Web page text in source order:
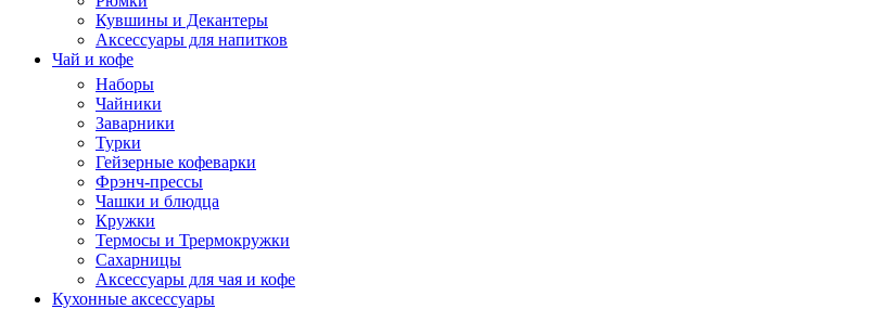
Кувшины и Декантеры
Аксессуары для напитков
Чай и кофе
Наборы
Чайники
Заварники
Турки
Гейзерные кофеварки
Фрэнч-прессы
Чашки и блюдца
Кружки
Термосы и Трермокружки
Сахарницы
Аксессуары для чая и кофе
Кухонные аксессуары